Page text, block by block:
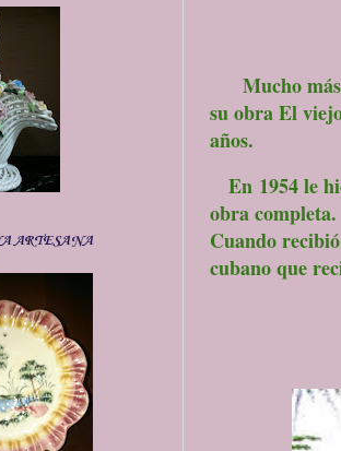
Mucho
su obra El
años.
En 1954 le
obra completa.
Cuando
cubano que
ARTESANA